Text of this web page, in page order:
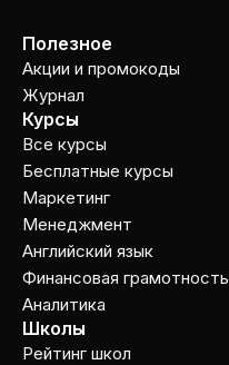
Полезное
Акции и промокоды
Журнал
Курсы
Все курсы
Бесплатные курсы
Маркетинг
Менеджмент
Английский язык
Финансовая грамотность
Аналитика
Школы
Рейтинг школ